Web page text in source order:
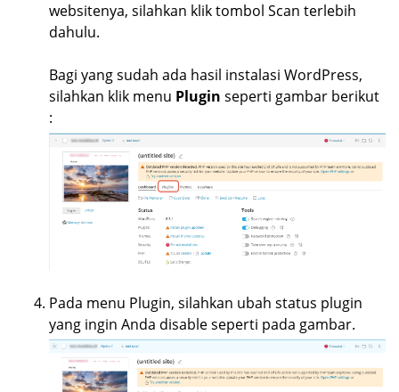
websitenya, silahkan klik tombol Scan terlebih
dahulu.
Bagi yang sudah ada hasil instalasi WordPress,
silahkan klik menu Plugin seperti gambar berikut
:
Pada menu Plugin, silahkan ubah status plugin
yang ingin Anda disable seperti pada gambar.